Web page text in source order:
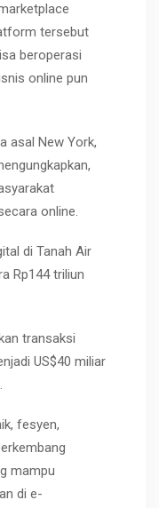
tersebut
beroperasi
online pun
asal New York,
online.
di Tanah Air
Rp144 triliun
transaksi
US$40 miliar
fesyen,
mampu
di e-